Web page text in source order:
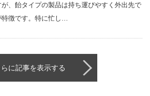
、飴タイプの製品は持ち運びやすく外出先で
徴です。特に忙し…
らに記事を表示する